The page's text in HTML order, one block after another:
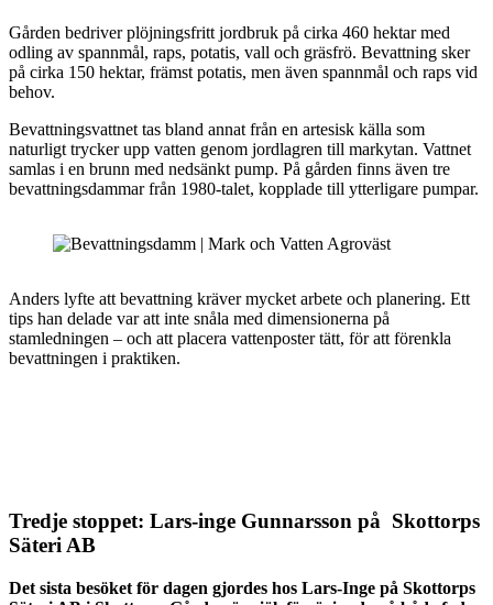
Gården bedriver plöjningsfritt jordbruk på cirka 460 hektar med
odling av spannmål, raps, potatis, vall och gräsfrö. Bevattning sker
på cirka 150 hektar, främst potatis, men även spannmål och raps vid
behov.
Bevattningsvattnet tas bland annat från en artesisk källa som
naturligt trycker upp vatten genom jordlagren till markytan. Vattnet
samlas i en brunn med nedsänkt pump. På gården finns även tre
bevattningsdammar från 1980-talet, kopplade till ytterligare pumpar.
Anders lyfte att bevattning kräver mycket arbete och planering. Ett
tips han delade var att inte snåla med dimensionerna på
stamledningen – och att placera vattenposter tätt, för att förenkla
bevattningen i praktiken.
Tredje stoppet: Lars-inge Gunnarsson på Skottorps
Säteri AB
Det sista besöket för dagen gjordes hos Lars-Inge på Skottorps